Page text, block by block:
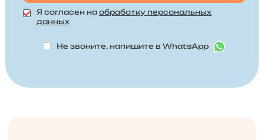
Я согласен на обработку персональных
данных
Не звоните, напишите в WhatsApp